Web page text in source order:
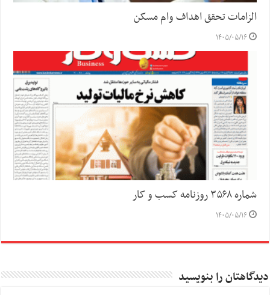
الزامات تحقق اهداف وام مسکن
۱۴۰۵/۰۵/۱۶
شماره ۳۵۶۸ روزنامه کسب و کار
۱۴۰۵/۰۵/۱۶
دیدگاهتان را بنویسید